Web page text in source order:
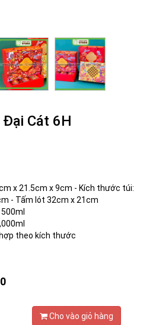
Đại Cát 6H
x 21.5cm x 9cm - Kích thước túi:
- Tấm lót 32cm x 21cm
theo kích thước
Cho vào giỏ hàng